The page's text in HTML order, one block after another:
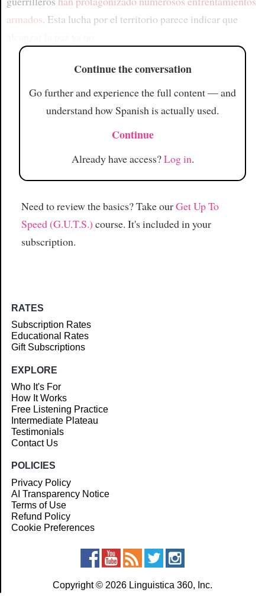
armados. Esta lucha por el territorio parece indicar que
Continue the conversation
Go further and experience the full content — and
understand how Spanish is actually used.
Continue
Already have access?Log in.
Need to review the basics? Take ourGet Up To
Speed (G.U.T.S.) course. It's included in your
subscription.
RATES
Subscription Rates
Educational Rates
Gift Subscriptions
EXPLORE
Who It's For
How It Works
Free Listening Practice
Intermediate Plateau
Testimonials
Contact Us
POLICIES
Privacy Policy
AI Transparency Notice
Terms of Use
Refund Policy
Cookie Preferences
Copyright © 2026 Linguistica 360, Inc.